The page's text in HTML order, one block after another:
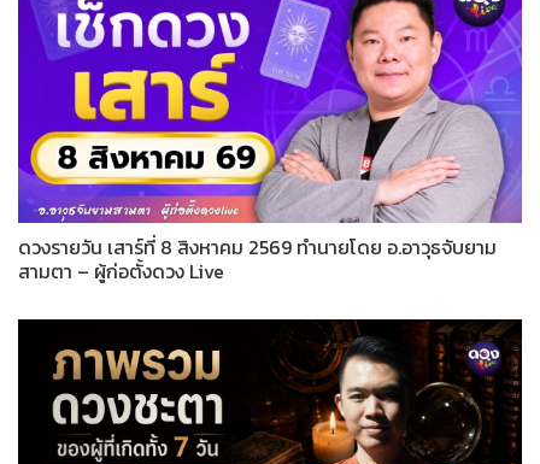
ดวงรายวัน เสาร์ที่ 8 สิงหาคม 2569 ทำนายโดย อ.อาวุธจับยาม
สามตา – ผู้ก่อตั้งดวง Live